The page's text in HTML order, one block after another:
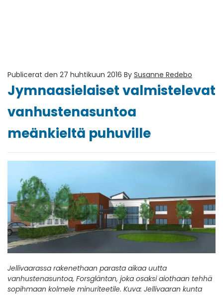
Publicerat den 27 huhtikuun 2016 By Susanne Redebo
Jymnaasielaiset valmistelevat
vanhustenasuntoa
meänkieltä puhuville
Jellivaarassa rakenethaan parasta aikaa uutta
vanhustenasuntoa, Forsgläntan, joka osaksi aiothaan tehhä
sopihmaan kolmele minuriteetile. Kuva: Jellivaaran kunta